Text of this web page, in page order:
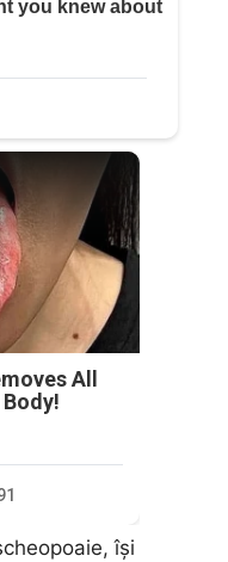
All
își